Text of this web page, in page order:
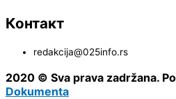
Контакт
redakcija@025info.rs
2020 © Sva prava zadržana.
Dokumenta